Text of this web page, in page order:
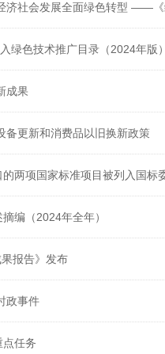
技术推广应用 加紧经济社会发展全面
绿色技术推广目录（2024年版）
成果
备更新和消费品以旧换新政策
两项国家标准项目被列入国标
编（2024年全年）
果报告》发布
政事件
任务